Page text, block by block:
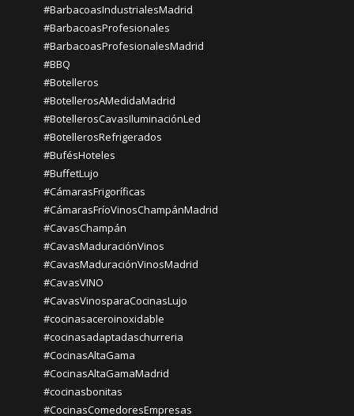
#BarbacoasIndustrialesMadrid
#BarbacoasProfesionales
#BarbacoasProfesionalesMadrid
#BBQ
#Botelleros
#BotellerosAMedidaMadrid
#BotellerosCavasIluminaciónLed
#BotellerosRefrigerados
#BufésHoteles
#BuffetLujo
#CámarasFrigoríficas
#CámarasFríoVinosChampánMadrid
#CavasChampán
#CavasMaduraciónVinos
#CavasMaduraciónVinosMadrid
#CavasVINO
#CavasVinosparaCocinasLujo
#cocinasaceroinoxidable
#cocinasadaptadaschurreria
#CocinasAltaGama
#CocinasAltaGamaMadrid
#cocinasbonitas
#CocinasComedoresEmpresas